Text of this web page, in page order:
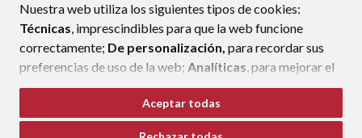
Nuestra web utiliza los siguientes tipos de cookies:
Técnicas, imprescindibles para que la web funcione
correctamente; De personalización, para recordar sus
preferencias de uso de la web; Analíticas, para mejorar el
funcionamiento de la web y sus servicios.
Si acepta pulsando el botón“Aceptar todas”
Aceptar todas